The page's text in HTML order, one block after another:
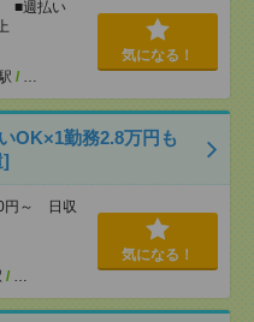
■週払い
/ …
気になる！
OK×1勤務2.8万円も
]
円～ 日収
/ …
気になる！